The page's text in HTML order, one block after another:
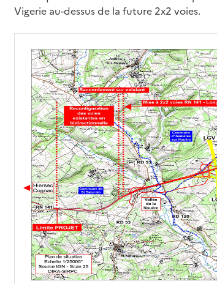
Vigerie au-dessus de la future 2x2 voies.